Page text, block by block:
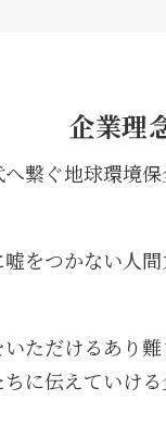
企業理
繋ぐ地球環境
をつかない人
ただけるあり
に伝えていける